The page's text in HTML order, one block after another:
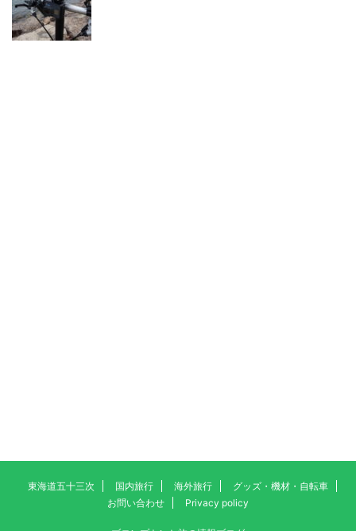
東海道五十三次 国内旅行 海外旅行
グッズ・機材・自転車
お問い合わせ
Privacy policy